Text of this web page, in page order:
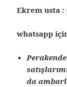
Ekrem usta :
whatsapp
da